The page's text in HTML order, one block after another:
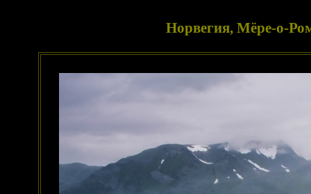
Норвегия, Мёре-о-